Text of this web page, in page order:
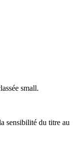
small.
sensibilité du titre au